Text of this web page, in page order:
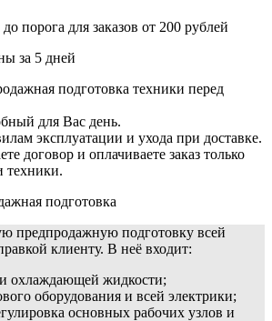
порога для заказов от 200 рублей
за 5 дней
подготовка техники перед
для Вас день.
эксплуатации и ухода при доставке.
договор и оплачиваете заказ только
техники.
подготовка
предпродажную подготовку всей
клиенту. В неё входит:
и охлаждающей жидкости;
оборудования и всей электрики;
основных рабочих узлов и